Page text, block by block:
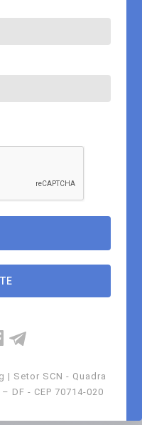
| Setor SCN - Quadra
DF - CEP 70714-020